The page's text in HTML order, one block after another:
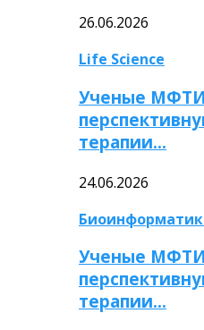
26.06.2026
Life Science
Ученые
терапии…
24.06.2026
Ученые
терапии…